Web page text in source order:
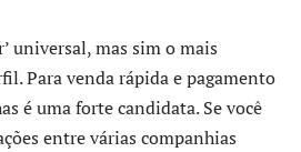
universal, mas sim o mais
Para venda rápida e pagamento
é uma forte candidata. Se você
entre várias companhias